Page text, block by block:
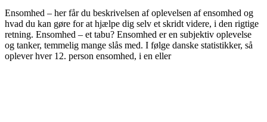
Ensomhed – her får du beskrivelsen af oplevelsen af ensomhed og
hvad du kan gøre for at hjælpe dig selv et skridt videre, i den rigtige
retning. Ensomhed – et tabu? Ensomhed er en subjektiv oplevelse
og tanker, temmelig mange slås med. I følge danske statistikker, så
oplever hver 12. person ensomhed, i en eller